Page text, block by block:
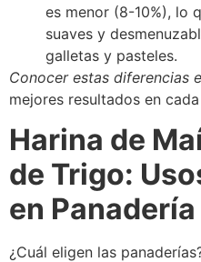
es menor (8-10%), lo
suaves y
galletas y pasteles.
Conocer estas diferencias
mejores resultados en
Harina de
de Trigo:
en Panadería
¿Cuál eligen las